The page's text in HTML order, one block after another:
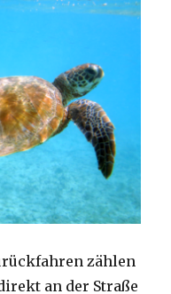
zählen
an der Straße